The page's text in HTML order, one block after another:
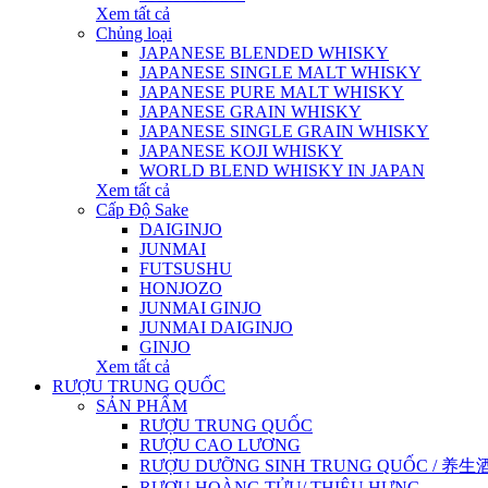
Xem tất cả
Chủng loại
JAPANESE BLENDED WHISKY
JAPANESE SINGLE MALT WHISKY
JAPANESE PURE MALT WHISKY
JAPANESE GRAIN WHISKY
JAPANESE SINGLE GRAIN WHISKY
JAPANESE KOJI WHISKY
WORLD BLEND WHISKY IN JAPAN
Xem tất cả
Cấp Độ Sake
DAIGINJO
JUNMAI
FUTSUSHU
HONJOZO
JUNMAI GINJO
JUNMAI DAIGINJO
GINJO
Xem tất cả
RƯỢU TRUNG QUỐC
SẢN PHẨM
RƯỢU TRUNG QUỐC
RƯỢU CAO LƯƠNG
RƯỢU DƯỠNG SINH TRUNG QUỐC / 养生